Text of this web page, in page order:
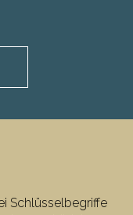
Schlüsselbegriffe